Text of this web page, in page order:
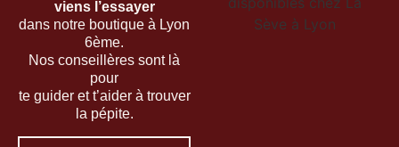
viens l’essayer
dans notre boutique à Lyon
6ème.
Nos conseillères sont là
pour
te guider et t’aider à trouver
la pépite.